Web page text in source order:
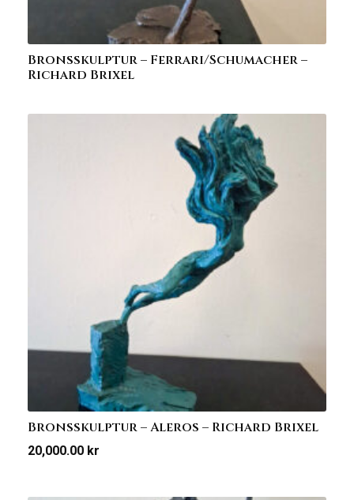
Bronsskulptur – Ferrari/Schumacher –
Richard Brixel
Bronsskulptur – Aleros – Richard Brixel
20,000.00 kr